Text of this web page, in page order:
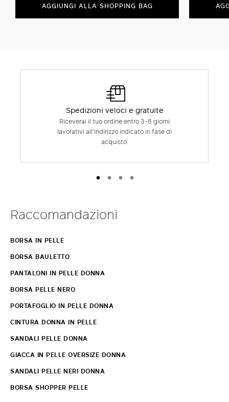
AGGIUNGI ALLA SHOPPING BAG
Spedizioni veloci e gratuite
Riceverai il tuo ordine entro 3-6 giorni
lavorativi all'indirizzo indicato in fase di
acquisto.
Raccomandazioni
BORSA IN PELLE
BORSA BAULETTO
PANTALONI IN PELLE DONNA
BORSA PELLE NERO
PORTAFOGLIO IN PELLE DONNA
CINTURA DONNA IN PELLE
SANDALI PELLE DONNA
GIACCA IN PELLE OVERSIZE DONNA
SANDALI PELLE NERI DONNA
BORSA SHOPPER PELLE